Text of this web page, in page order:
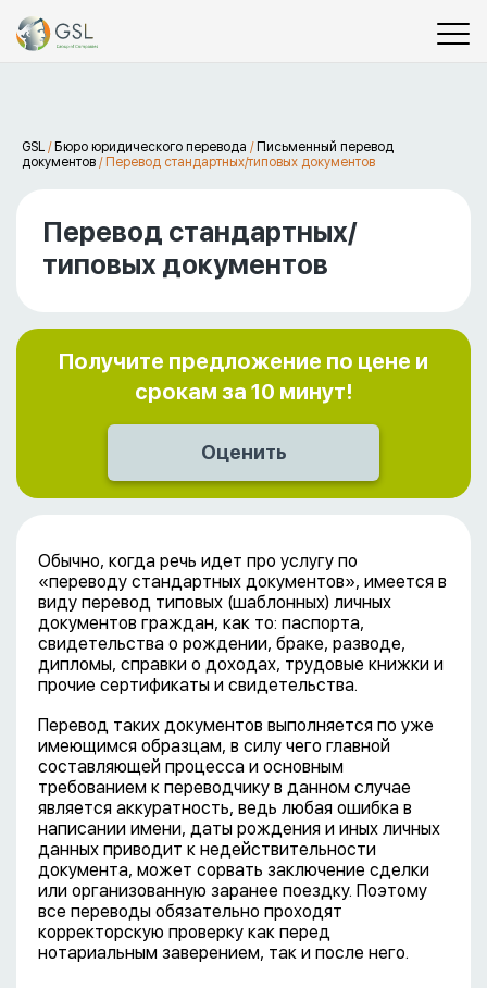
GSL / Бюро юридического перевода / Письменный перевод
документов / Перевод стандартных/типовых документов
Перевод стандартных/
типовых документов
Получите предложение по цене и
срокам за 10 минут!
Обычно, когда речь идет про услугу по
«переводу стандартных документов», имеется в
виду перевод типовых (шаблонных) личных
документов граждан, как то: паспорта,
свидетельства о рождении, браке, разводе,
дипломы, справки о доходах, трудовые книжки и
прочие сертификаты и свидетельства.
Перевод таких документов выполняется по уже
имеющимся образцам, в силу чего главной
составляющей процесса и основным
требованием к переводчику в данном случае
является аккуратность, ведь любая ошибка в
написании имени, даты рождения и иных личных
данных приводит к недействительности
документа, может сорвать заключение сделки
или организованную заранее поездку. Поэтому
все переводы обязательно проходят
корректорскую проверку как перед
нотариальным заверением, так и после него.